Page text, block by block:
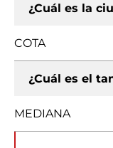
¿Cuál es la
COTA
¿Cuál es el
MEDIANA